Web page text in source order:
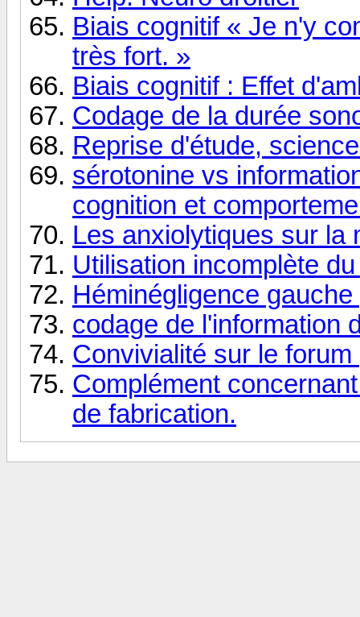
Biais cognitif « Je n'y
très fort. »
Biais cognitif : Effet
Codage de la durée
Reprise d'étude,
sérotonine vs
cognition et
Les anxiolytiques sur la
Utilisation incomplète
Héminégligence
codage de l'information
Convivialité sur le
Complément
de fabrication.